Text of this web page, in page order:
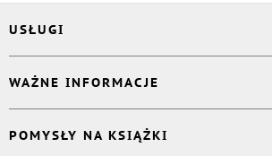
USŁUGI
Korektor
Projektant okładki
Druk Twojej książki
WAŻNE INFORMACJE
Książki Ridero
POMYSŁY NA KSIĄŻKI